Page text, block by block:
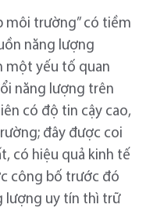
môi trường” có tiềm
năng lượng
một yếu tố quan
năng lượng trên
có độ tin cậy cao,
đây được coi
có hiệu quả kinh tế
công bố trước đó
lượng uy tín thì trữ